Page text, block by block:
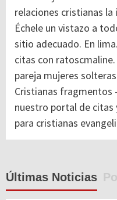
relaciones cristianas la
Échele un vistazo a
sitio adecuado. En
citas con
pareja mujeres
Cristianas fragmentos
nuestro portal de citas
para cristianas
Últimas Noticias